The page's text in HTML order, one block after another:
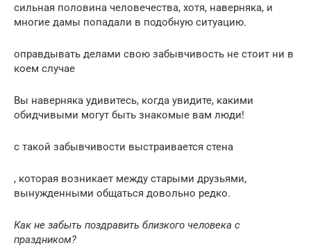
сильная половина человечества, хотя, наверняка, и
многие дамы попадали в подобную ситуацию.
оправдывать делами свою забывчивость не стоит ни в
коем случае
Вы наверняка удивитесь, когда увидите, какими
обидчивыми могут быть знакомые вам люди!
с такой забывчивости выстраивается стена
, которая возникает между старыми друзьями,
вынужденными общаться довольно редко.
Как не забыть поздравить близкого человека с
праздником?